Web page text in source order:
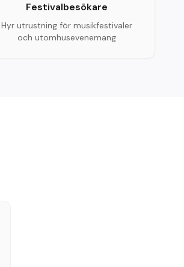
Festivalbesökare
Hyr utrustning för musikfestivaler
och utomhusevenemang